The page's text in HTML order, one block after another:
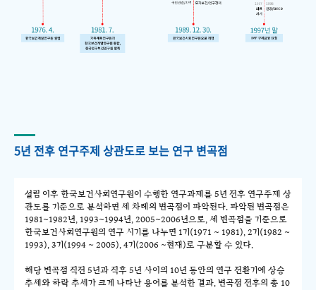
5년 전후 연구주제 상관도로 보는 연구 변곡점
설립 이후 한국보건사회연구원이 수행한 연구과제를 5년 전후 연구주제 상
관도를 기준으로 분석하면 세 차례의 변곡점이 파악된다. 파악된 변곡점은
1981~1982년, 1993~1994년, 2005~2006년으로, 세 변곡점을 기준으로
한국보건사회연구원의 연구 시기를 나누면 1기(1971 ~ 1981), 2기(1982 ~
1993), 3기(1994 ~ 2005), 4기(2006 ~현재)로 구분할 수 있다.
해당 변곡점 직전 5년과 직후 5년 사이의 10년 동안의 연구 전환기에 상승
추세와 하락 추세가 크게 나타난 용어를 분석한 결과, 변곡점 전후의 총 10